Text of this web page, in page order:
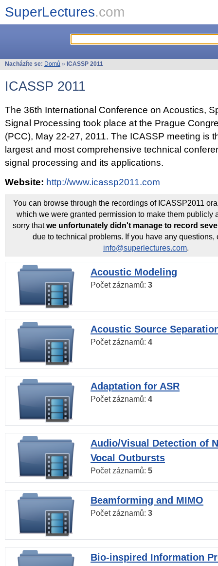
SuperLectures.com
Nacházíte se: Domů » ICASSP 2011
ICASSP 2011
The 36th International Conference on Acoustics,
Signal Processing took place at the Prague
(PCC), May 22-27, 2011. The ICASSP meeting is
largest and most comprehensive technical
signal processing and its applications.
Website: http://www.icassp2011.com
You can browse through the recordings of ICASSP2011
which we were granted permission to make them publicly
sorry thatwe unfortunately didn't manage to record
due to technical problems. If you have any questions,
info@superlectures.com.
Acoustic Modeling
Počet záznamů: 3
Acoustic Source
Počet záznamů: 4
Adaptation for ASR
Počet záznamů: 4
Audio/Visual Detection of
Vocal Outbursts
Počet záznamů: 5
Beamforming and MIMO
Počet záznamů: 3
Bio-inspired Information